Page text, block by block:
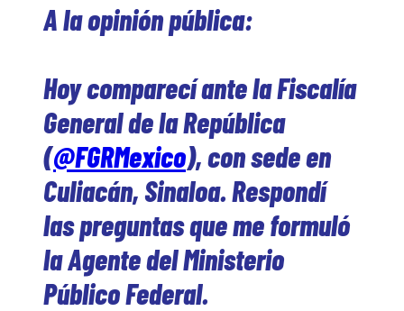
A la opinión pública:
Hoy comparecí ante la Fiscalía
General de la República
(@FGRMexico), con sede en
Culiacán, Sinaloa. Respondí
las preguntas que me formuló
la Agente del Ministerio
Público Federal.